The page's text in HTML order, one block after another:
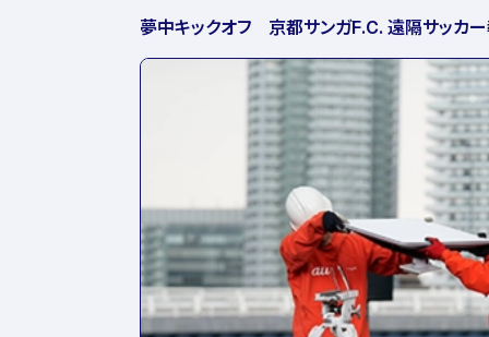
夢中キックオフ 京都サンガF.C. 遠隔サッカ